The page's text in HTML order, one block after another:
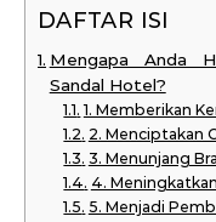
DAFTAR ISI
Mengapa Anda
Sandal Hotel?
1. Memberikan
2. Menciptakan
3. Menunjang
4.
5. Menjadi